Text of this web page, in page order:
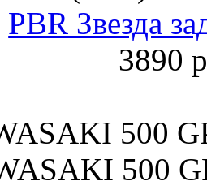
PBR Звезда
3890
500
500